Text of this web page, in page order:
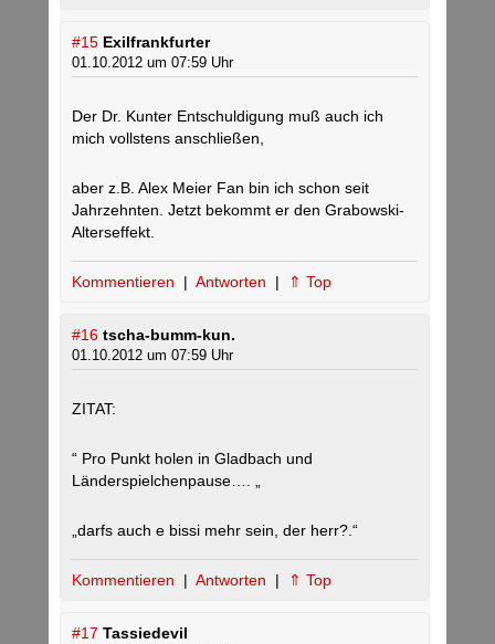
#15 Exilfrankfurter
01.10.2012 um 07:59 Uhr
Der Dr. Kunter Entschuldigung muß auch ich
mich vollstens anschließen,
aber z.B. Alex Meier Fan bin ich schon seit
Jahrzehnten. Jetzt bekommt er den Grabowski-
Alterseffekt.
Kommentieren | Antworten | ⇑ Top
#16 tscha-bumm-kun.
01.10.2012 um 07:59 Uhr
ZITAT:
“ Pro Punkt holen in Gladbach und
Länderspielchenpause…. „
„darfs auch e bissi mehr sein, der herr?.“
Kommentieren | Antworten | ⇑ Top
#17 Tassiedevil